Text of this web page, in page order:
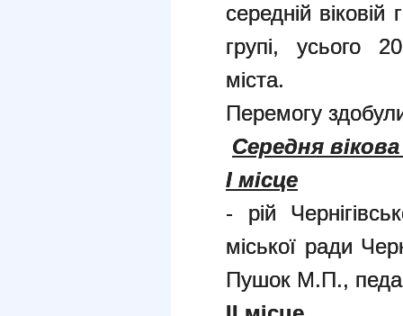
середній віковій
групі, усього
міста.
Перемогу
Середня
І місце
- рій
міської ради
Пушок М.П.,